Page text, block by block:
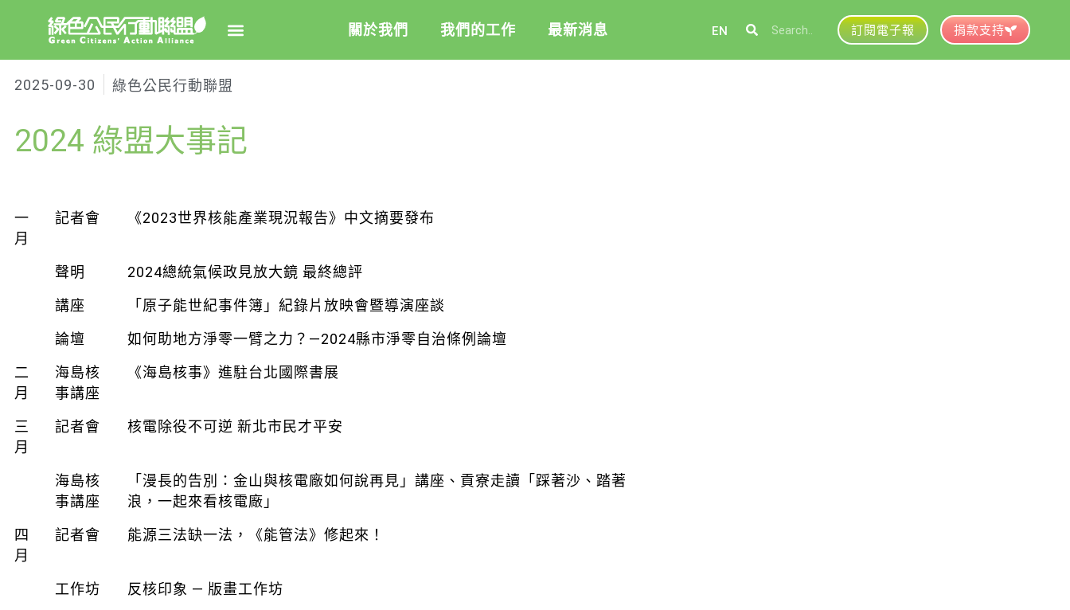
捐款徵信
年度報告與財報
關於我們 我們的工作 最新消息 EN 訂閱電子報 捐款支持
2025-09-30 綠色公民行動聯盟
2024 綠盟大事記
一
月
記者會 《2023世界核能產業現況報告》中文摘要發布
聲明
2024總統氣候政見放大鏡 最終總評
講座
「原子能世紀事件簿」紀錄片放映會暨導演座談
論壇
如何助地方淨零一臂之力？—2024縣市淨零自治條例論壇
二
月
海島核
事講座
《海島核事》進駐台北國際書展
三
月
記者會 核電除役不可逆 新北市民才平安
海島核
事講座
「漫長的告別：金山與核電廠如何說再見」講座、貢寮走讀「踩著沙、踏著
浪，一起來看核電廠」
四
月
記者會 能源三法缺一法，《能管法》修起來！
工作坊
反核印象 — 版畫工作坊